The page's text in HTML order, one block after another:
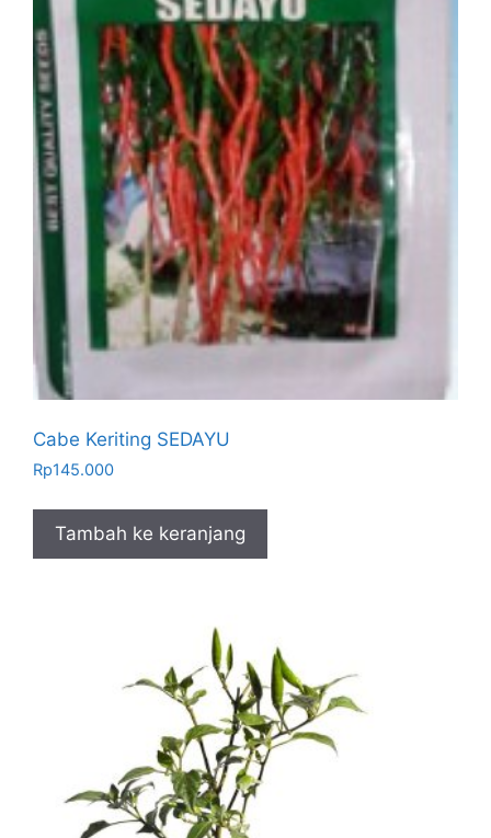
Cabe Keriting SEDAYU
Rp145.000
Tambah ke keranjang